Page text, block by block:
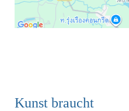
Kunst braucht